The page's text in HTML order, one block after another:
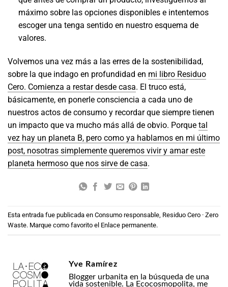
máximo sobre las opciones disponibles e intentemos
escoger una tenga sentido en nuestro esquema de
valores.
Volvemos una vez más a las erres de la sostenibilidad,
sobre la que indago en profundidad en mi libro Residuo
Cero. Comienza a restar desde casa. El truco está,
básicamente, en ponerle consciencia a cada uno de
nuestros actos de consumo y recordar que siempre tienen
un impacto que va mucho más allá de obvio. Porque tal
vez hay un planeta B, pero como ya hablamos en mi último
post, nosotras simplemente queremos vivir y amar este
planeta hermoso que nos sirve de casa.
Esta entrada fue publicada en Consumo responsable Residuo Cero · Zero
Waste. Marque como favorito el Enlace permanente.
Yve Ramírez
Blogger urbanita en la búsqueda de una
vida sostenible. La Ecocosmopolita, me